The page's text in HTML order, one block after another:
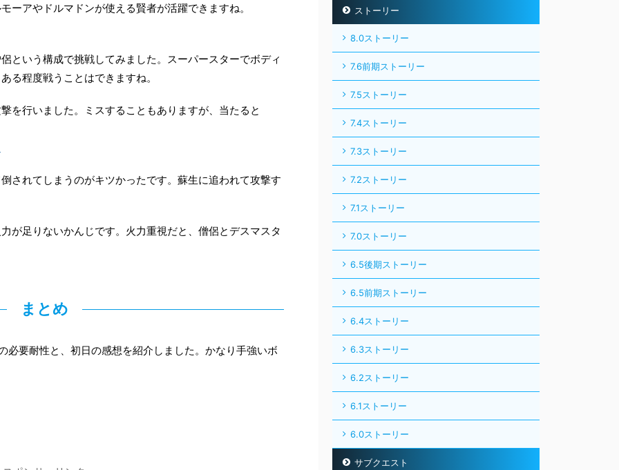
ーアやドルマドンが使える賢者が活躍できますね。
という構成で挑戦してみました。スーパースターでボディ
る程度戦うことはできますね。
を行いました。ミスすることもありますが、当たると
されてしまうのがキツかったです。蘇生に追われて攻撃す
が足りないかんじです。火力重視だと、僧侶とデスマスタ
まとめ
必要耐性と、初日の感想を紹介しました。かなり手強いボ
ストーリー
8.0ストーリー
7.6前期ストーリー
7.5ストーリー
7.4ストーリー
7.3ストーリー
7.2ストーリー
7.1ストーリー
7.0ストーリー
6.5後期ストーリー
6.5前期ストーリー
6.4ストーリー
6.3ストーリー
6.2ストーリー
6.1ストーリー
6.0ストーリー
サブクエスト